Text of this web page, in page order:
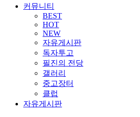
커뮤니티
BEST
HOT
NEW
자유게시판
독자투고
필진의 전당
갤러리
중고장터
클럽
자유게시판